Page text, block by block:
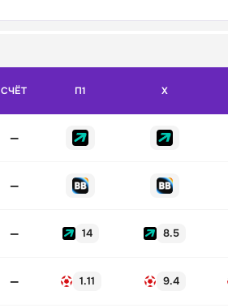
СЧЁТ П1 X
—
—
— 14 8.5
— 1.11 9.4